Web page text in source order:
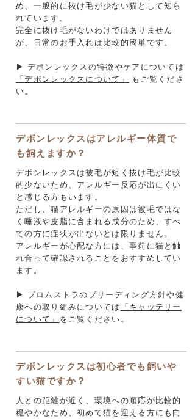
め、一般的に抜け毛が少ない猫として知ら
れています。
完全に抜け毛がないわけではありません
が、日常のお手入れは比較的簡単です。
▶ デボンレックスの特徴やケアについては
「デボンレックスについて」
もご覧くださ
い。
デボンレックスはアレルギー体質で
も飼えますか？
デボンレックスは被毛が短く抜け毛が比較
的少ないため、アレルギー反応が出にくい
と感じる方もいます。
ただし、猫アレルギーの原因は被毛ではな
く唾液や皮脂に含まれる成分のため、すべ
ての方に症状が出ないとは限りません。
アレルギーが心配な方には、事前に猫と触
れ合って確認されることをおすすめしてい
ます。
▶ ブロムストラのブリーディング方針や健
康への取り組みについては 「キャッテリー
について」 ​をご覧ください。
デボンレックスは初心者でも飼いや
すい猫ですか？
人との距離が近く、環境への順応が比較的
穏やかなため、初めて猫を迎える方にも向